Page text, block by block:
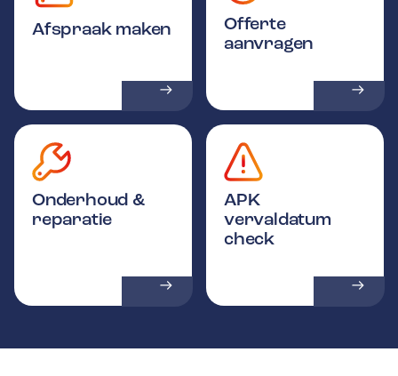
Afspraak maken
Offerte
aanvragen
Onderhoud &
reparatie
APK
vervaldatum
check